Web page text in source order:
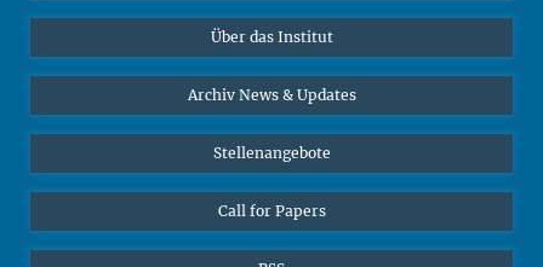
Online-Vorträge
Interviews zum Thema "Diversity"
Bluesky
Über das Institut
Archiv News & Updates
Stellenangebote
Call for Papers